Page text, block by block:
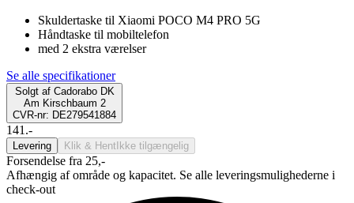
Skuldertaske til Xiaomi POCO M4 PRO 5G
Håndtaske til mobiltelefon
med 2 ekstra værelser
Se alle specifikationer
Solgt af Cadorabo DK
Am Kirschbaum 2
CVR-nr: DE279541884
141.-
Levering Klik & Hent Ikke tilgængelig
Forsendelse fra 25,-
Afhængig af område og kapacitet. Se alle leveringsmulighederne i
check-out